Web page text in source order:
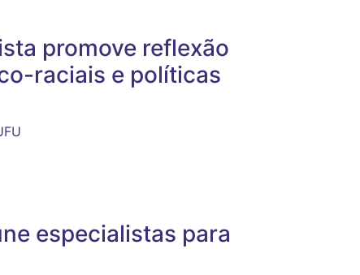
promove reflexão
raciais e políticas
especialistas para